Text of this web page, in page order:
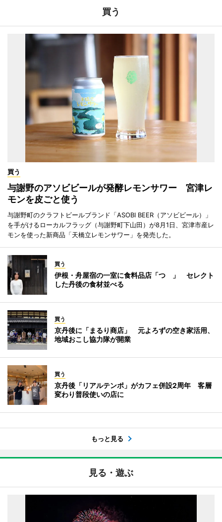
買う
買う
与謝野のアソビビールが発酵レモンサワー 宮津レ
モンを皮ごと使う
与謝野町のクラフトビールブランド「ASOBI BEER（アソビビール）」
を手がけるローカルフラッグ（与謝野町下山田）が8月1日、宮津市産レ
モンを使った新商品「天橋立レモンサワー」を発売した。
買う
伊根・舟屋宿の一室に食料品店「つゝ」 セレクト
した丹後の食材並べる
買う
京丹後に「まるり商店」 元よろずの空き家活用、
地域おこし協力隊が開業
買う
京丹後「リアルテンポ」がカフェ併設2周年 客層
変わり普段使いの店に
もっと見る
見る・遊ぶ